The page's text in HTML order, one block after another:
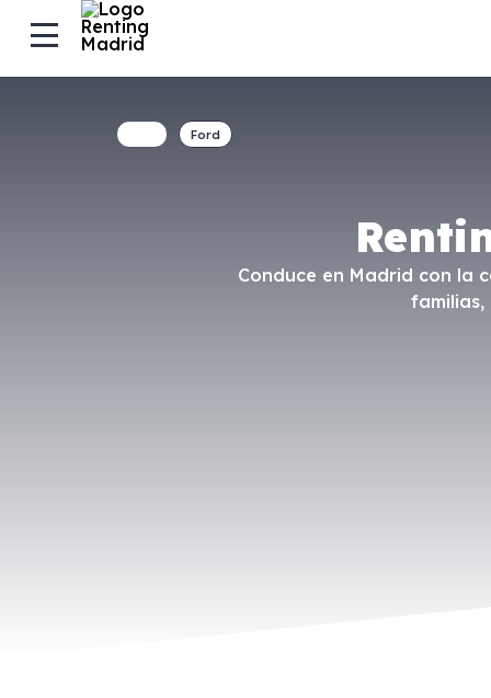
Conduce en Madrid con la
familias,
Ford